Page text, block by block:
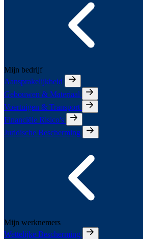
Mijn bedrijf
Aansprakelijkheid
Gebouwen & Materiaal
Voertuigen & Transport
Financiële Risico's
Juridische Bescherming
Mijn werknemers
Wettelijke Bescherming